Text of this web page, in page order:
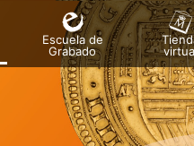
Escuela de
Grabado